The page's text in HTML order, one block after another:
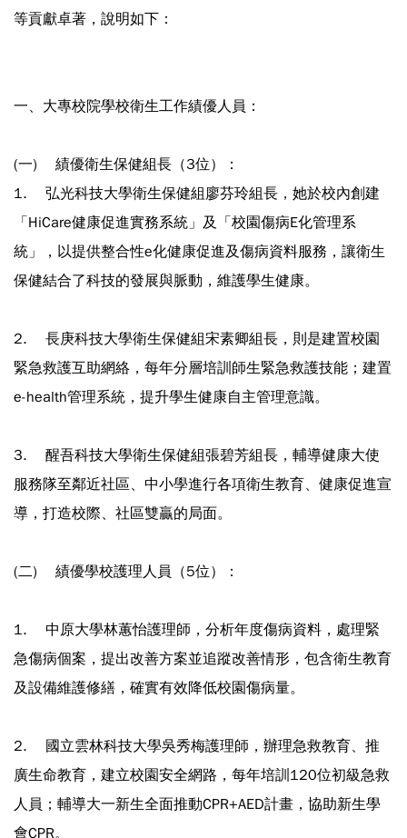
等貢獻卓著，說明如下：
一、大專校院學校衛生工作績優人員：
(一) 績優衛生保健組長（3位）：
1. 弘光科技大學衛生保健組廖芬玲組長，她於校內創建
「HiCare健康促進實務系統」及「校園傷病E化管理系
統」，以提供整合性e化健康促進及傷病資料服務，讓衛生
保健結合了科技的發展與脈動，維護學生健康。
2. 長庚科技大學衛生保健組宋素卿組長，則是建置校園
緊急救護互助網絡，每年分層培訓師生緊急救護技能；建置
e-health管理系統，提升學生健康自主管理意識。
3. 醒吾科技大學衛生保健組張碧芳組長，輔導健康大使
服務隊至鄰近社區、中小學進行各項衛生教育、健康促進宣
導，打造校際、社區雙贏的局面。
(二) 績優學校護理人員（5位）：
1. 中原大學林蕙怡護理師，分析年度傷病資料，處理緊
急傷病個案，提出改善方案並追蹤改善情形，包含衛生教育
及設備維護修繕，確實有效降低校園傷病量。
2. 國立雲林科技大學吳秀梅護理師，辦理急救教育、推
廣生命教育，建立校園安全網路，每年培訓120位初級急救
人員；輔導大一新生全面推動CPR+AED計畫，協助新生學
會CPR。